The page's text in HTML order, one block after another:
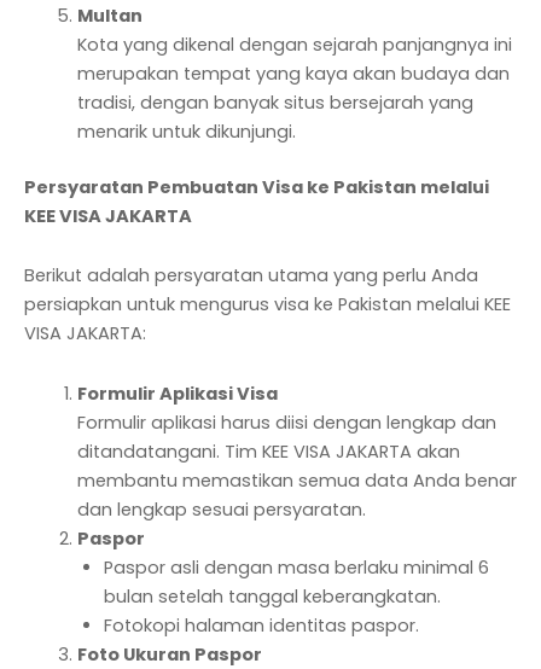
Multan
Kota yang dikenal dengan sejarah panjangnya ini
merupakan tempat yang kaya akan budaya dan
tradisi, dengan banyak situs bersejarah yang
menarik untuk dikunjungi.
Persyaratan Pembuatan Visa ke Pakistan melalui
KEE VISA JAKARTA
Berikut adalah persyaratan utama yang perlu Anda
persiapkan untuk mengurus visa ke Pakistan melalui KEE
VISA JAKARTA:
Formulir Aplikasi Visa
Formulir aplikasi harus diisi dengan lengkap dan
ditandatangani. Tim KEE VISA JAKARTA akan
membantu memastikan semua data Anda benar
dan lengkap sesuai persyaratan.
Paspor
Paspor asli dengan masa berlaku minimal 6
bulan setelah tanggal keberangkatan.
Fotokopi halaman identitas paspor.
Foto Ukuran Paspor